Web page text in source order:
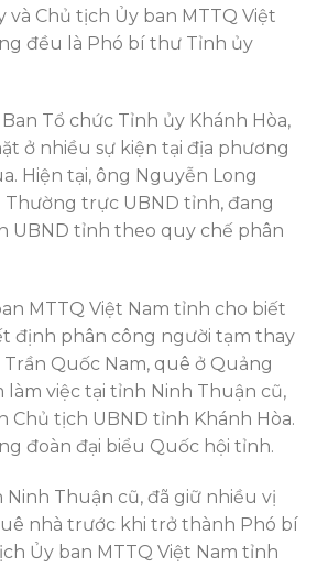
Chủ tịch Ủy ban MTTQ Việt
đều là Phó bí thư Tỉnh ủy
Tổ chức Tỉnh ủy Khánh Hòa,
ở nhiều sự kiện tại địa phương
Hiện tại, ông Nguyễn Long
Thường trực UBND tỉnh, đang
UBND tỉnh theo quy chế phân
MTTQ Việt Nam tỉnh cho biết
định phân công người tạm thay
Quốc Nam, quê ở Quảng
làm việc tại tỉnh Ninh Thuận cũ,
tịch UBND tỉnh Khánh Hòa.
đoàn đại biểu Quốc hội tỉnh.
Thuận cũ, đã giữ nhiều vị
nhà trước khi trở thành Phó bí
Ủy ban MTTQ Việt Nam tỉnh